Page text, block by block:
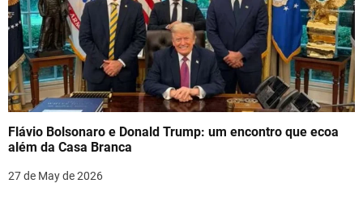
Flávio Bolsonaro e Donald Trump: um encontro que ecoa
além da Casa Branca
27 de May de 2026